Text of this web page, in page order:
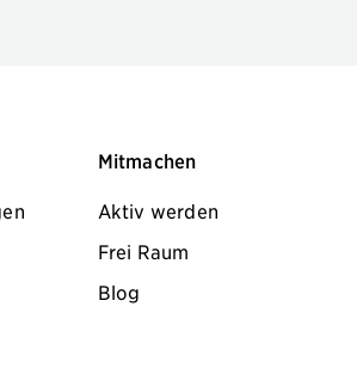
Mitmachen
Aktiv werden
Frei Raum
Blog